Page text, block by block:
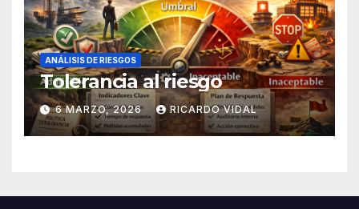
ANÁLISIS DE RIESGOS
Tolerancia al riesgo
6 MARZO, 2026 RICARDO VIDAL